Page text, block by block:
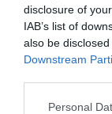
disclosure of
IAB’s list of
also be
Downstream
Please note that
Personal